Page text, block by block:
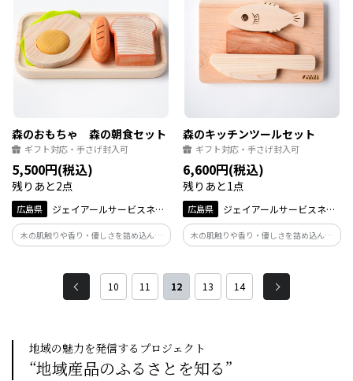
森のおもちゃ 森の朝食セット
ギフト対応・手さげ封入可
5,500円(税込)
残りあと2点
広島県
ジェイアールサービスネッ
ト広島
木の肌触りや香り・優しさを詰め込んだ
木育食育にぴったりの森の おもちゃ。ヒ
森のキッチンツールセット
ギフト対応・手さげ封入可
6,600円(税込)
残りあと1点
広島県
ジェイアールサービスネッ
ト広島
木の肌触りや香り・優しさを詰め込んだ
木育食育にぴったりの森の おもちゃ。ヒ
10 11 12 13 14
地域の魅力を発信するプロジェクト
“地域産品のふるさとを知る”